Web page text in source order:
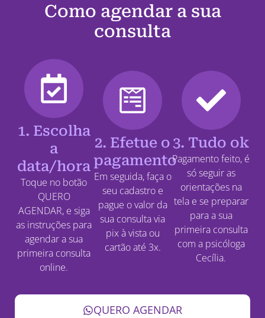
Como agendar a sua
consulta
1. Escolha
a
data/hora
Toque no botão
QUERO
AGENDAR, e siga
as instruções para
agendar a sua
primeira consulta
online.
2. Efetue o
pagamento
Em seguida, faça o
seu cadastro e
pague o valor da
sua consulta via
pix à vista ou
cartão até 3x.
3. Tudo ok
Pagamento feito, é
só seguir as
orientações na
tela e se preparar
para a sua
primeira consulta
com a psicóloga
Cecília.
QUERO AGENDAR